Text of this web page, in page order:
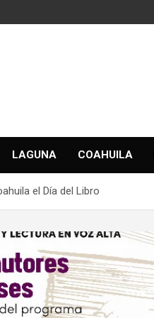
LAGUNA COAHUILA
el Día del Libro